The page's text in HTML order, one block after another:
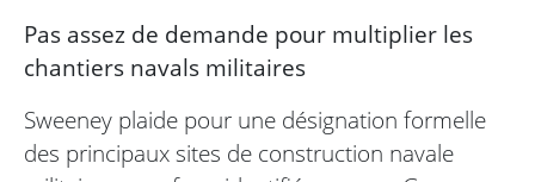
Pas assez de demande pour multiplier les
chantiers navals militaires
Sweeney plaide pour une désignation formelle
des principaux sites de construction navale